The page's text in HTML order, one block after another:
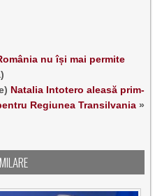
nu își mai permite
Natalia Intotero aleasă prim-
Regiunea Transilvania»